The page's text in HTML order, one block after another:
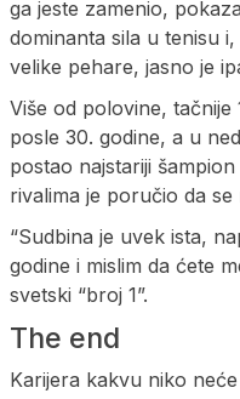
ga jeste zamenio,
dominanta sila u tenisu
velike pehare, jasno je
Više od polovine, tačnije
posle 30. godine, a u
postao najstariji
rivalima je poručio da
“Sudbina je uvek ista,
godine i mislim da ćete
svetski “broj 1”.
The end
Karijera kakvu niko